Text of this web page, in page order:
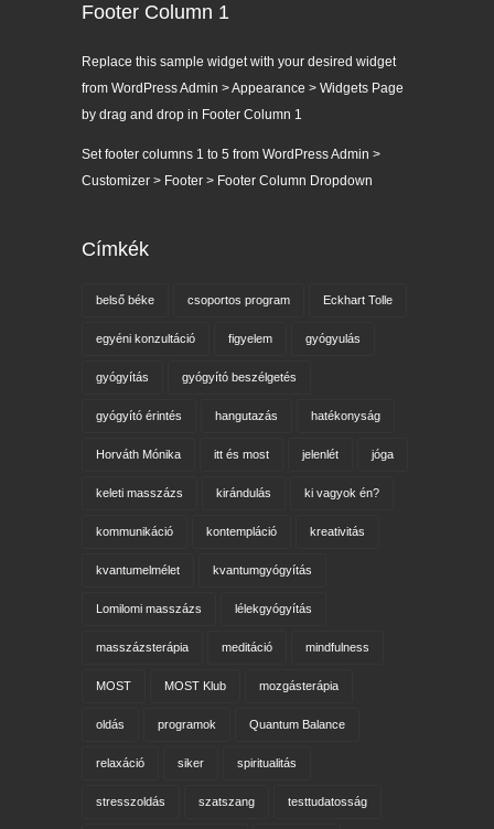
Footer Column 1
Replace this sample widget with your desired widget
from WordPress Admin > Appearance > Widgets Page
by drag and drop in Footer Column 1
Set footer columns 1 to 5 from WordPress Admin >
Customizer > Footer > Footer Column Dropdown
Címkék
belső béke csoportos program Eckhart Tolle
egyéni konzultáció figyelem gyógyulás
gyógyítás gyógyító beszélgetés
gyógyító érintés hangutazás hatékonyság
Horváth Mónika itt és most jelenlét jóga
keleti masszázs kirándulás ki vagyok én?
kommunikáció kontempláció kreativitás
kvantumelmélet kvantumgyógyítás
Lomilomi masszázs lélekgyógyítás
masszázsterápia meditáció mindfulness
MOST MOST Klub mozgásterápia
oldás programok Quantum Balance
relaxáció siker spiritualitás
stresszoldás szatszang testtudatosság